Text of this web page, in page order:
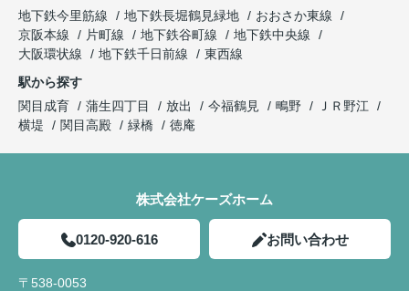
地下鉄今里筋線
地下鉄長堀鶴見緑地
おおさか東線
京阪本線
片町線 地下鉄谷町線
地下鉄中央線
大阪環状線
地下鉄千日前線
東西線
駅から探す
関目成育
蒲生四丁目 放出 今福鶴見 鴫野
ＪＲ野江
横堤
関目高殿 緑橋 徳庵
株式会社ケーズホーム
0120-920-616 お問い合わせ
〒538-0053